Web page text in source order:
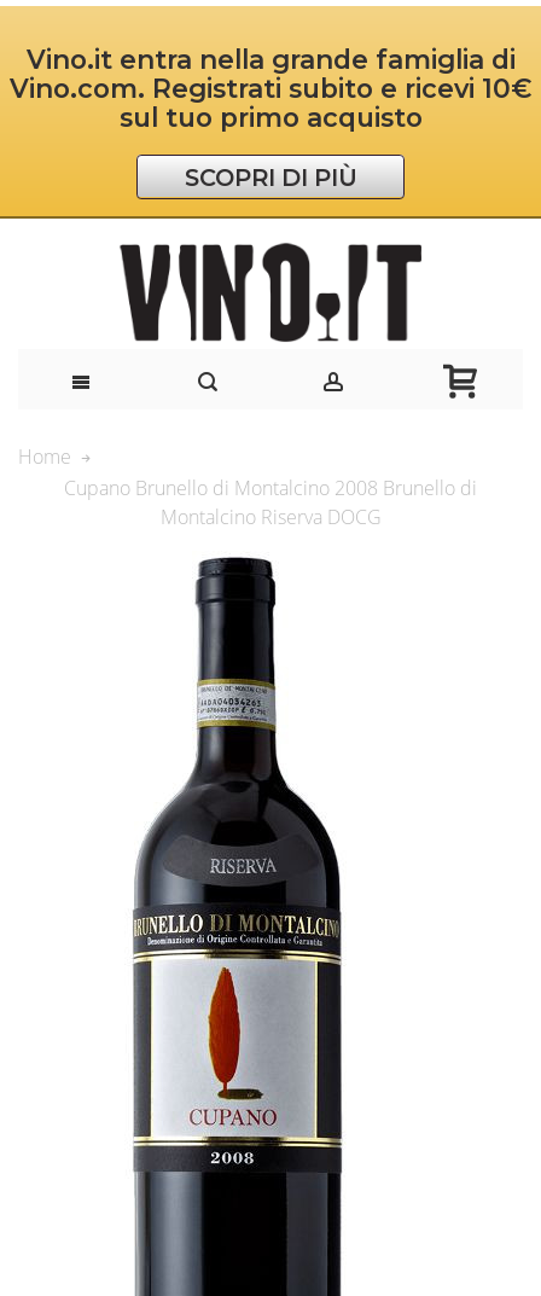
Vino.it entra nella grande famiglia di
Vino.com. Registrati subito e ricevi 10€
sul tuo primo acquisto
SCOPRI DI PIÙ
Home
Cupano Brunello di Montalcino 2008 Brunello di
Montalcino Riserva DOCG